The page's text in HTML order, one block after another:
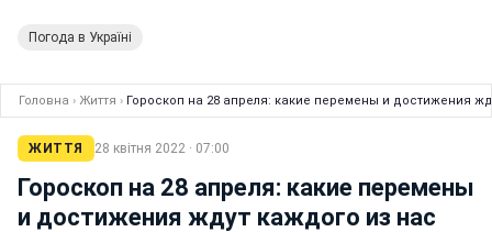
Погода в Україні
Головна › Життя › Гороскоп на 28 апреля: какие перемены и достижения
ЖИТТЯ 28 квітня 2022 · 07:00
Гороскоп на 28 апреля: какие перемены
и достижения ждут каждого из нас